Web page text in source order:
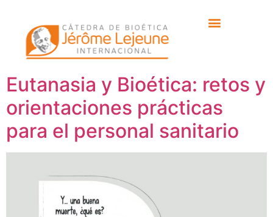
Etiqueta: Ángel J.
Gómez-Montoro.
Eutanasia y Bioética: retos y
orientaciones prácticas
para el personal sanitario